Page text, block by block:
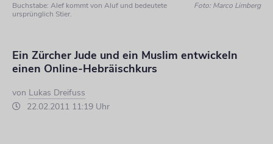
Buchstabe: Alef kommt von Aluf und bedeutete
ursprünglich Stier.
Foto: Marco Limberg
Ein Zürcher Jude und ein Muslim entwickeln
einen Online-Hebräischkurs
von Lukas Dreifuss
22.02.2011 11:19 Uhr